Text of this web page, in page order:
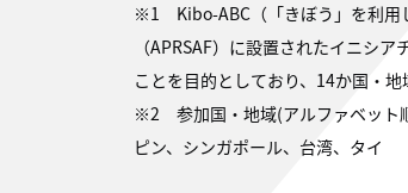
※1 Kibo-ABC（「きぼう」を利用
（APRSAF）に設置されたイニシ
ことを目的としており、14か国・地
※2 参加国・地域(アルファベット
ピン、シンガポール、台湾、タイ